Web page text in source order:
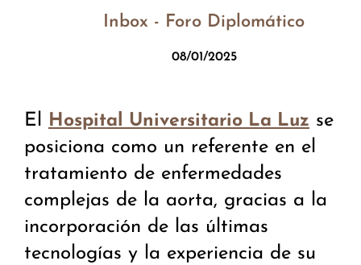
Inbox - Foro Diplomático
08/01/2025
El Hospital Universitario La Luz se
posiciona como un referente en el
tratamiento de enfermedades
complejas de la aorta, gracias a la
incorporación de las últimas
tecnologías y la experiencia de su